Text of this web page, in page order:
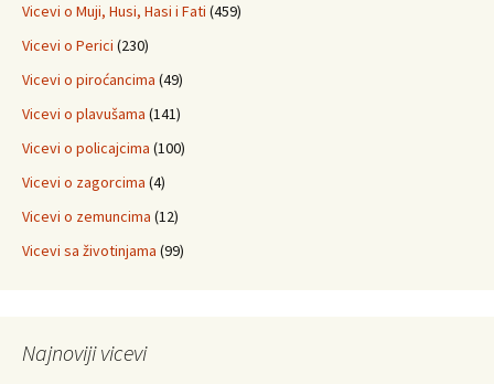
Vicevi o Muji, Husi, Hasi i Fati (459)
Vicevi o Perici (230)
Vicevi o piroćancima (49)
Vicevi o plavušama (141)
Vicevi o policajcima (100)
Vicevi o zagorcima (4)
Vicevi o zemuncima (12)
Vicevi sa životinjama (99)
Najnoviji vicevi